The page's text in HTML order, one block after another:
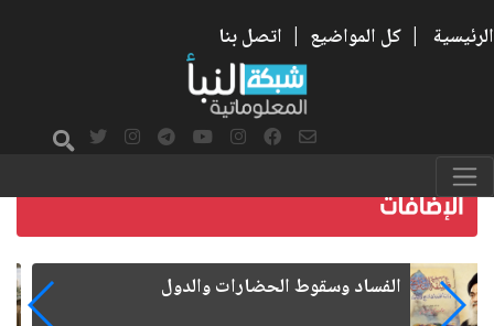
الرئيسية | كل المواضيع | اتصل بنا
رواتب الموظفين على صفيح ساخن